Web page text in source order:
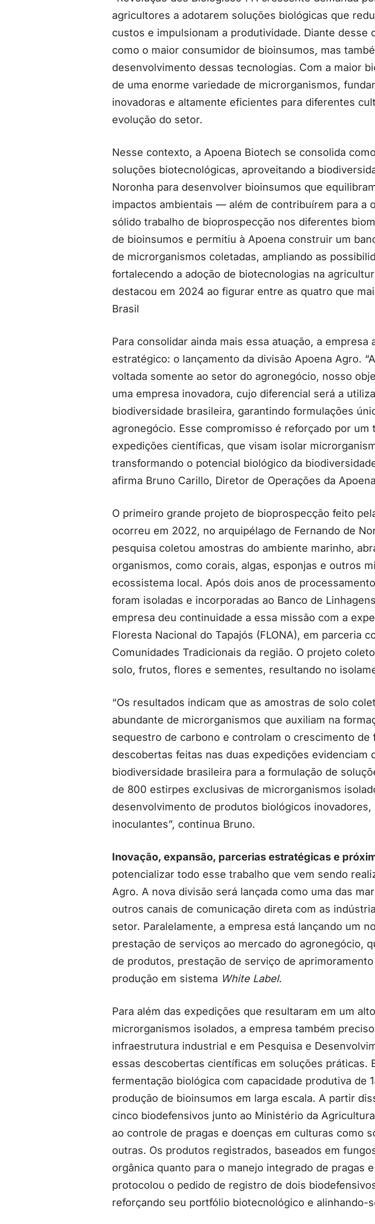
agricultores a adotarem soluções biológicas que
custos e impulsionam a produtividade. Diante desse
como o maior consumidor de bioinsumos, mas
desenvolvimento dessas tecnologias. Com a maior
de uma enorme variedade de microrganismos,
inovadoras e altamente eficientes para diferentes
evolução do setor.
Nesse contexto, a Apoena Biotech se consolida
soluções biotecnológicas, aproveitando a
Noronha para desenvolver bioinsumos que
impactos ambientais — além de contribuírem para a
sólido trabalho de bioprospecção nos diferentes
de bioinsumos e permitiu à Apoena construir um
de microrganismos coletadas, ampliando as
fortalecendo a adoção de biotecnologias na
destacou em 2024 ao figurar entre as quatro que
Brasil
Para consolidar ainda mais essa atuação, a
estratégico: o lançamento da divisão Apoena Agro.
voltada somente ao setor do agronegócio, nosso
uma empresa inovadora, cujo diferencial será a
biodiversidade brasileira, garantindo formulações
agronegócio. Esse compromisso é reforçado por
expedições científicas, que visam isolar
transformando o potencial biológico da
afirma Bruno Carillo, Diretor de Operações da
O primeiro grande projeto de bioprospecção feito
ocorreu em 2022, no arquipélago de Fernando de
pesquisa coletou amostras do ambiente marinho,
organismos, como corais, algas, esponjas e outros
ecossistema local. Após dois anos de
foram isoladas e incorporadas ao Banco de
empresa deu continuidade a essa missão com a
Floresta Nacional do Tapajós (FLONA), em parceria
Comunidades Tradicionais da região. O projeto
solo, frutos, flores e sementes, resultando no
“Os resultados indicam que as amostras de solo
abundante de microrganismos que auxiliam na
sequestro de carbono e controlam o crescimento
descobertas feitas nas duas expedições evidenciam
biodiversidade brasileira para a formulação de
de 800 estirpes exclusivas de microrganismos
desenvolvimento de produtos biológicos
inoculantes”, continua Bruno.
Inovação, expansão, parcerias estratégicas e
potencializar todo esse trabalho que vem sendo
Agro. A nova divisão será lançada como uma das
outros canais de comunicação direta com as
setor. Paralelamente, a empresa está lançando um
prestação de serviços ao mercado do agronegócio,
de produtos, prestação de serviço de
produção em sistema White Label.
Para além das expedições que resultaram em um
microrganismos isolados, a empresa também
infraestrutura industrial e em Pesquisa e
essas descobertas científicas em soluções práticas.
fermentação biológica com capacidade produtiva de
produção de bioinsumos em larga escala. A partir
cinco biodefensivos junto ao Ministério da
ao controle de pragas e doenças em culturas como
outras. Os produtos registrados, baseados em
orgânica quanto para o manejo integrado de pragas
protocolou o pedido de registro de dois
reforçando seu portfólio biotecnológico e alinhando-